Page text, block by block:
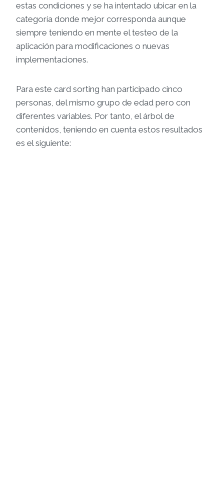
estas condiciones y se ha intentado ubicar en la
categoría donde mejor corresponda aunque
siempre teniendo en mente el testeo de la
aplicación para modificaciones o nuevas
implementaciones.
Para este card sorting han participado cinco
personas, del mismo grupo de edad pero con
diferentes variables. Por tanto, el árbol de
contenidos, teniendo en cuenta estos resultados
es el siguiente: